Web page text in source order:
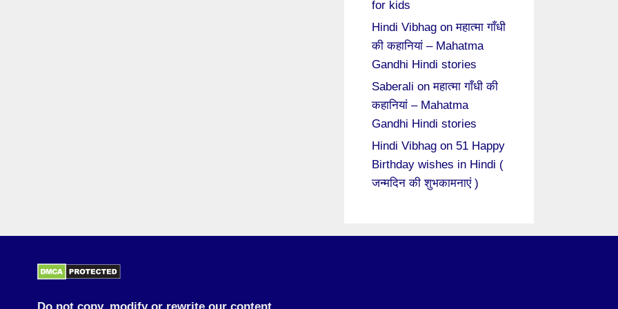
for kids
Hindi Vibhag onमहात्मा गाँधी
की कहानियां – Mahatma
Gandhi Hindi stories
Saberali onमहात्मा गाँधी की
कहानियां – Mahatma
Gandhi Hindi stories
Hindi Vibhag on 51 Happy
Birthday wishes in Hindi (
जन्मदिन की शुभकामनाएं )